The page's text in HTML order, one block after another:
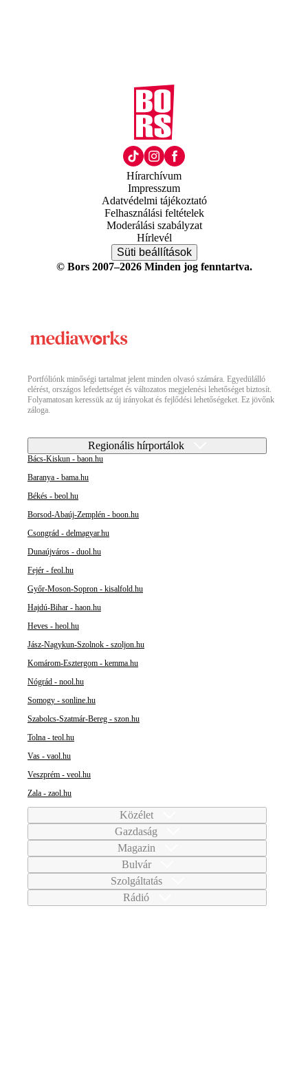
Hírarchívum
Impresszum
Adatvédelmi tájékoztató
Felhasználási feltételek
Moderálási szabályzat
Hírlevél
Süti beállítások
© Bors 2007–2026 Minden jog fenntartva.
Portfóliónk minőségi tartalmat jelent minden olvasó számára. Egyedülálló
elérést, országos lefedettséget és változatos megjelenési lehetőséget biztosít.
Folyamatosan keressük az új irányokat és fejlődési lehetőségeket. Ez jövőnk
záloga.
Regionális hírportálok
Bács-Kiskun - baon.hu
Baranya - bama.hu
Békés - beol.hu
Borsod-Abaúj-Zemplén - boon.hu
Csongrád - delmagyar.hu
Dunaújváros - duol.hu
Fejér - feol.hu
Győr-Moson-Sopron - kisalfold.hu
Hajdú-Bihar - haon.hu
Heves - heol.hu
Jász-Nagykun-Szolnok - szoljon.hu
Komárom-Esztergom - kemma.hu
Nógrád - nool.hu
Somogy - sonline.hu
Szabolcs-Szatmár-Bereg - szon.hu
Tolna - teol.hu
Vas - vaol.hu
Veszprém - veol.hu
Zala - zaol.hu
Közélet
Gazdaság
Magazin
Bulvár
Szolgáltatás
Rádió